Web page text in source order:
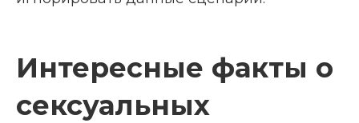
Интересные факты о
сексуальных